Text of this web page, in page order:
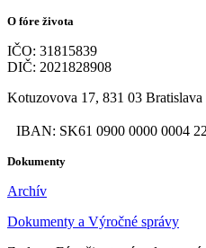
O fóre života
IČO: 31815839
DIČ: 2021828908
Kotuzovova 17, 831 03 Bratislava
IBAN: SK61 0900 0000 0004
Dokumenty
Archív
Dokumenty a Výročné správy